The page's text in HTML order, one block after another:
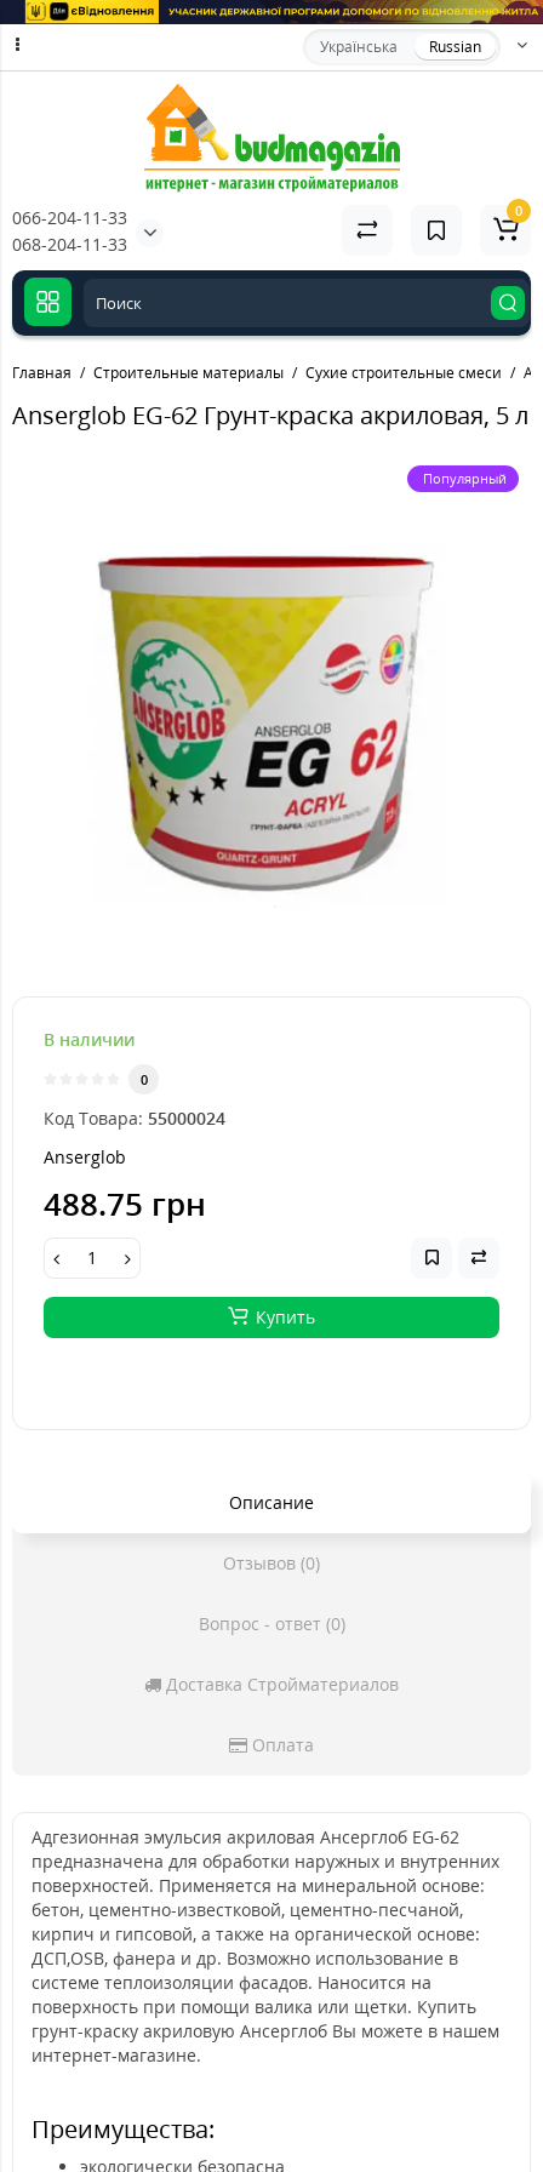
Українська Russian
066-204-11-33
068-204-11-33
0
Главная Строительные материалы Сухие строительные смеси
Anserglob EG-62 Грунт-краска акриловая, 5 л
Популярный
В наличии
0
Код Товара: 55000024
Anserglob
488.75 грн
Купить
Описание
Отзывов (0)
Вопрос - ответ (0)
Доставка Стройматериалов
Оплата
Адгезионная эмульсия акриловая Ансерглоб EG-62
предназначена для обработки наружных и внутренних
поверхностей. Применяется на минеральной основе:
бетон, цементно-известковой, цементно-песчаной,
кирпич и гипсовой, а также на органической основе:
ДСП,OSB, фанера и др. Возможно использование в
системе теплоизоляции фасадов. Наносится на
поверхность при помощи валика или щетки. Купить
грунт-краску акриловую Ансерглоб Вы можете в нашем
интернет-магазине.
Преимущества:
экологически безопасна